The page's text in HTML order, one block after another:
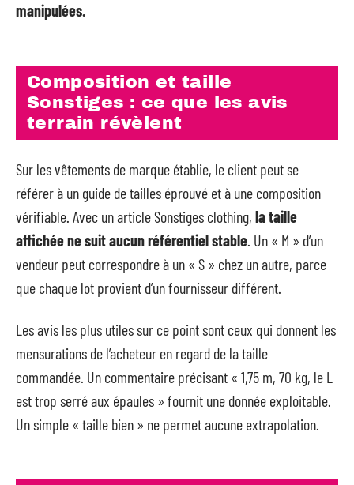
manipulées.
Composition et taille
Sonstiges : ce que les avis
terrain révèlent
Sur les vêtements de marque établie, le client peut se
référer à un guide de tailles éprouvé et à une composition
vérifiable. Avec un article Sonstiges clothing, la taille
affichée ne suit aucun référentiel stable. Un « M » d’un
vendeur peut correspondre à un « S » chez un autre, parce
que chaque lot provient d’un fournisseur différent.
Les avis les plus utiles sur ce point sont ceux qui donnent les
mensurations de l’acheteur en regard de la taille
commandée. Un commentaire précisant « 1,75 m, 70 kg, le L
est trop serré aux épaules » fournit une donnée exploitable.
Un simple « taille bien » ne permet aucune extrapolation.